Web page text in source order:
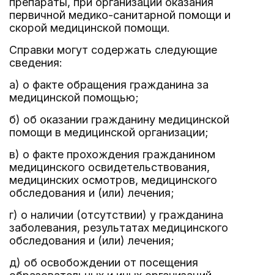
первичной медико-санитарной помощи и
скорой медицинской помощи.
Справки могут содержать следующие
сведения:
а) о факте обращения гражданина за
медицинской помощью;
б) об оказании гражданину медицинской
помощи в медицинской организации;
в) о факте прохождения гражданином
медицинского освидетельствования,
медицинских осмотров, медицинского
обследования и (или) лечения;
г) о наличии (отсутствии) у гражданина
заболевания, результатах медицинского
обследования и (или) лечения;
д) об освобождении от посещения